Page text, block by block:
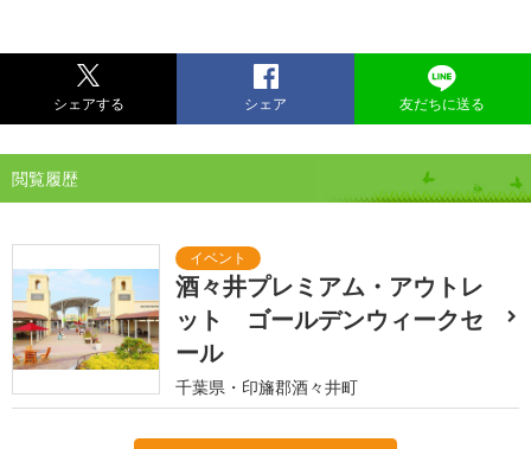
シェアする シェア 友だちに送る
閲覧履歴
酒々井プレミアム・アウトレ
ット ゴールデンウィークセ
ール
千葉県・印旛郡酒々井町